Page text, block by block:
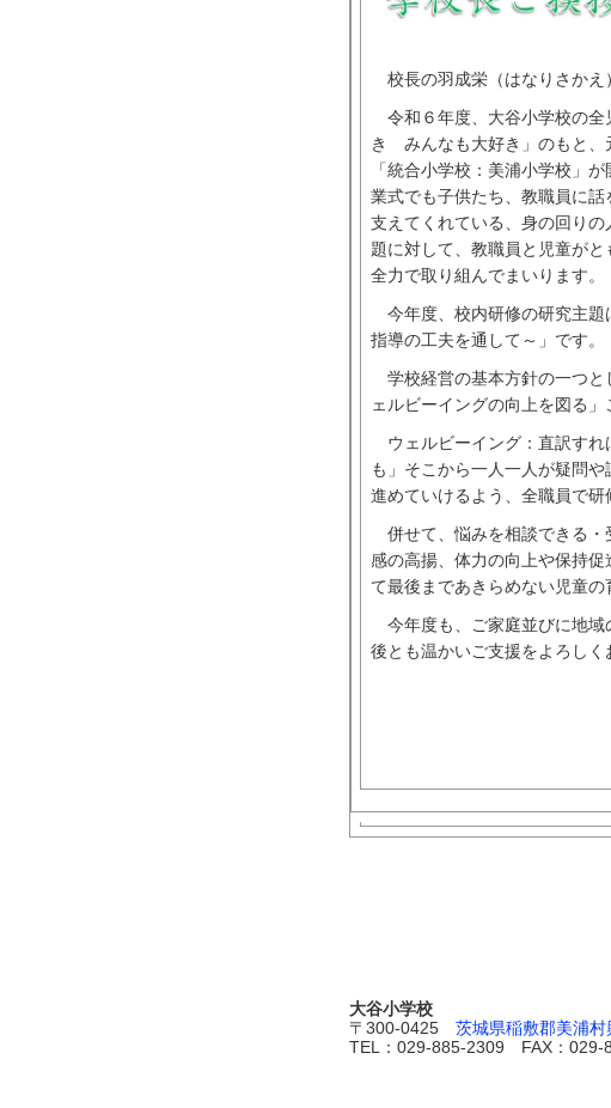
校長の羽成栄（はなりさかえ
令和６年度、大谷小学校の
き みんなも大好き」のもと、
「統合小学校：美浦小学校」
業式でも子供たち、教職員に
支えてくれている、身の回り
題に対して、教職員と児童が
全力で取り組んでまいります。
今年度、校内研修の研究主題
指導の工夫を通して～」です。
学校経営の基本方針の一つと
ェルビーイングの向上を図る」
ウェルビーイング：直訳すれ
も」そこから一人一人が疑問
進めていけるよう、全職員で研
併せて、悩みを相談できる・
感の高揚、体力の向上や保持
て最後まであきらめない児童の
今年度も、ご家庭並びに地域
後とも温かいご支援をよろしく
大谷小学校
〒300-0425 茨城県稲敷郡美浦
TEL：029-885-2309 FAX：029-